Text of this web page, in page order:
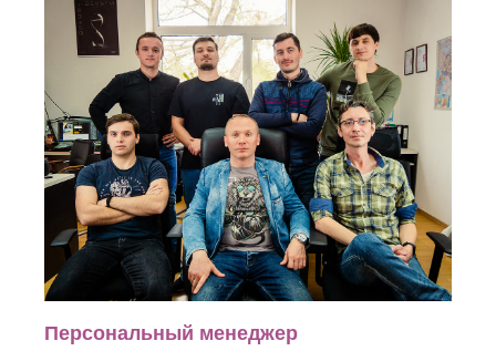
Персональный менеджер